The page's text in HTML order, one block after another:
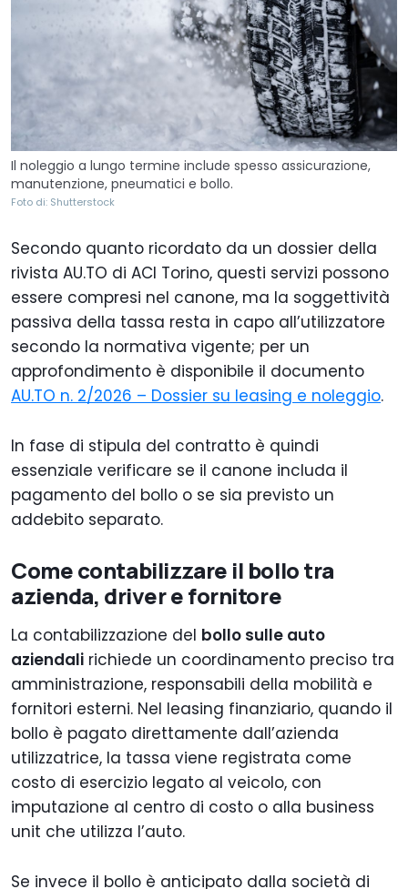
Il noleggio a lungo termine include spesso assicurazione,
manutenzione, pneumatici e bollo.
Foto di: Shutterstock
Secondo quanto ricordato da un dossier della
rivista AU.TO di ACI Torino, questi servizi possono
essere compresi nel canone, ma la soggettività
passiva della tassa resta in capo all’utilizzatore
secondo la normativa vigente; per un
approfondimento è disponibile il documento
AU.TO n. 2/2026 – Dossier su leasing e noleggio.
In fase di stipula del contratto è quindi
essenziale verificare se il canone includa il
pagamento del bollo o se sia previsto un
addebito separato.
Come contabilizzare il bollo tra
azienda, driver e fornitore
La contabilizzazione del bollo sulle auto
aziendali richiede un coordinamento preciso tra
amministrazione, responsabili della mobilità e
fornitori esterni. Nel leasing finanziario, quando il
bollo è pagato direttamente dall’azienda
utilizzatrice, la tassa viene registrata come
costo di esercizio legato al veicolo, con
imputazione al centro di costo o alla business
unit che utilizza l’auto.
Se invece il bollo è anticipato dalla società di